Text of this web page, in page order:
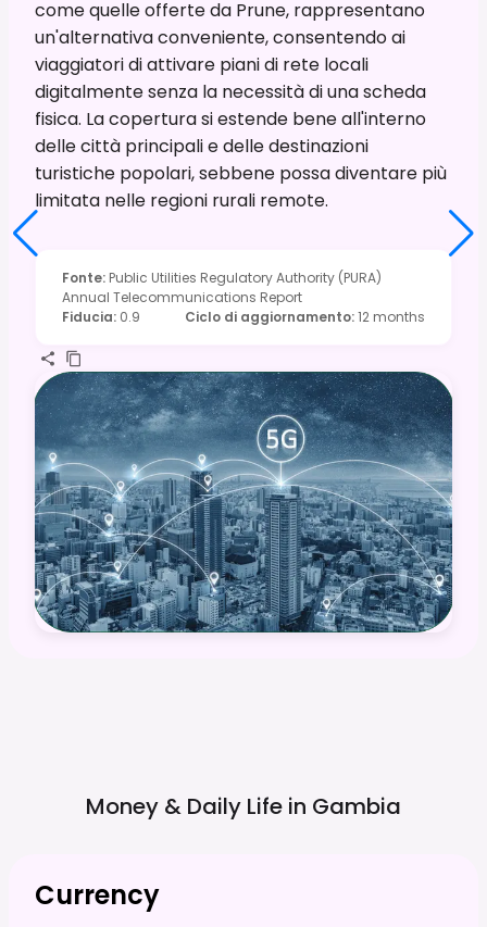
come quelle offerte da Prune, rappresentano
un'alternativa conveniente, consentendo ai
viaggiatori di attivare piani di rete locali
digitalmente senza la necessità di una scheda
fisica. La copertura si estende bene all'interno
delle città principali e delle destinazioni
turistiche popolari, sebbene possa diventare più
limitata nelle regioni rurali remote.
Fonte: Public Utilities Regulatory Authority (PURA)
Annual Telecommunications Report
Fiducia: 0.9 Ciclo di aggiornamento:12 months
Money & Daily Life in Gambia
Currency